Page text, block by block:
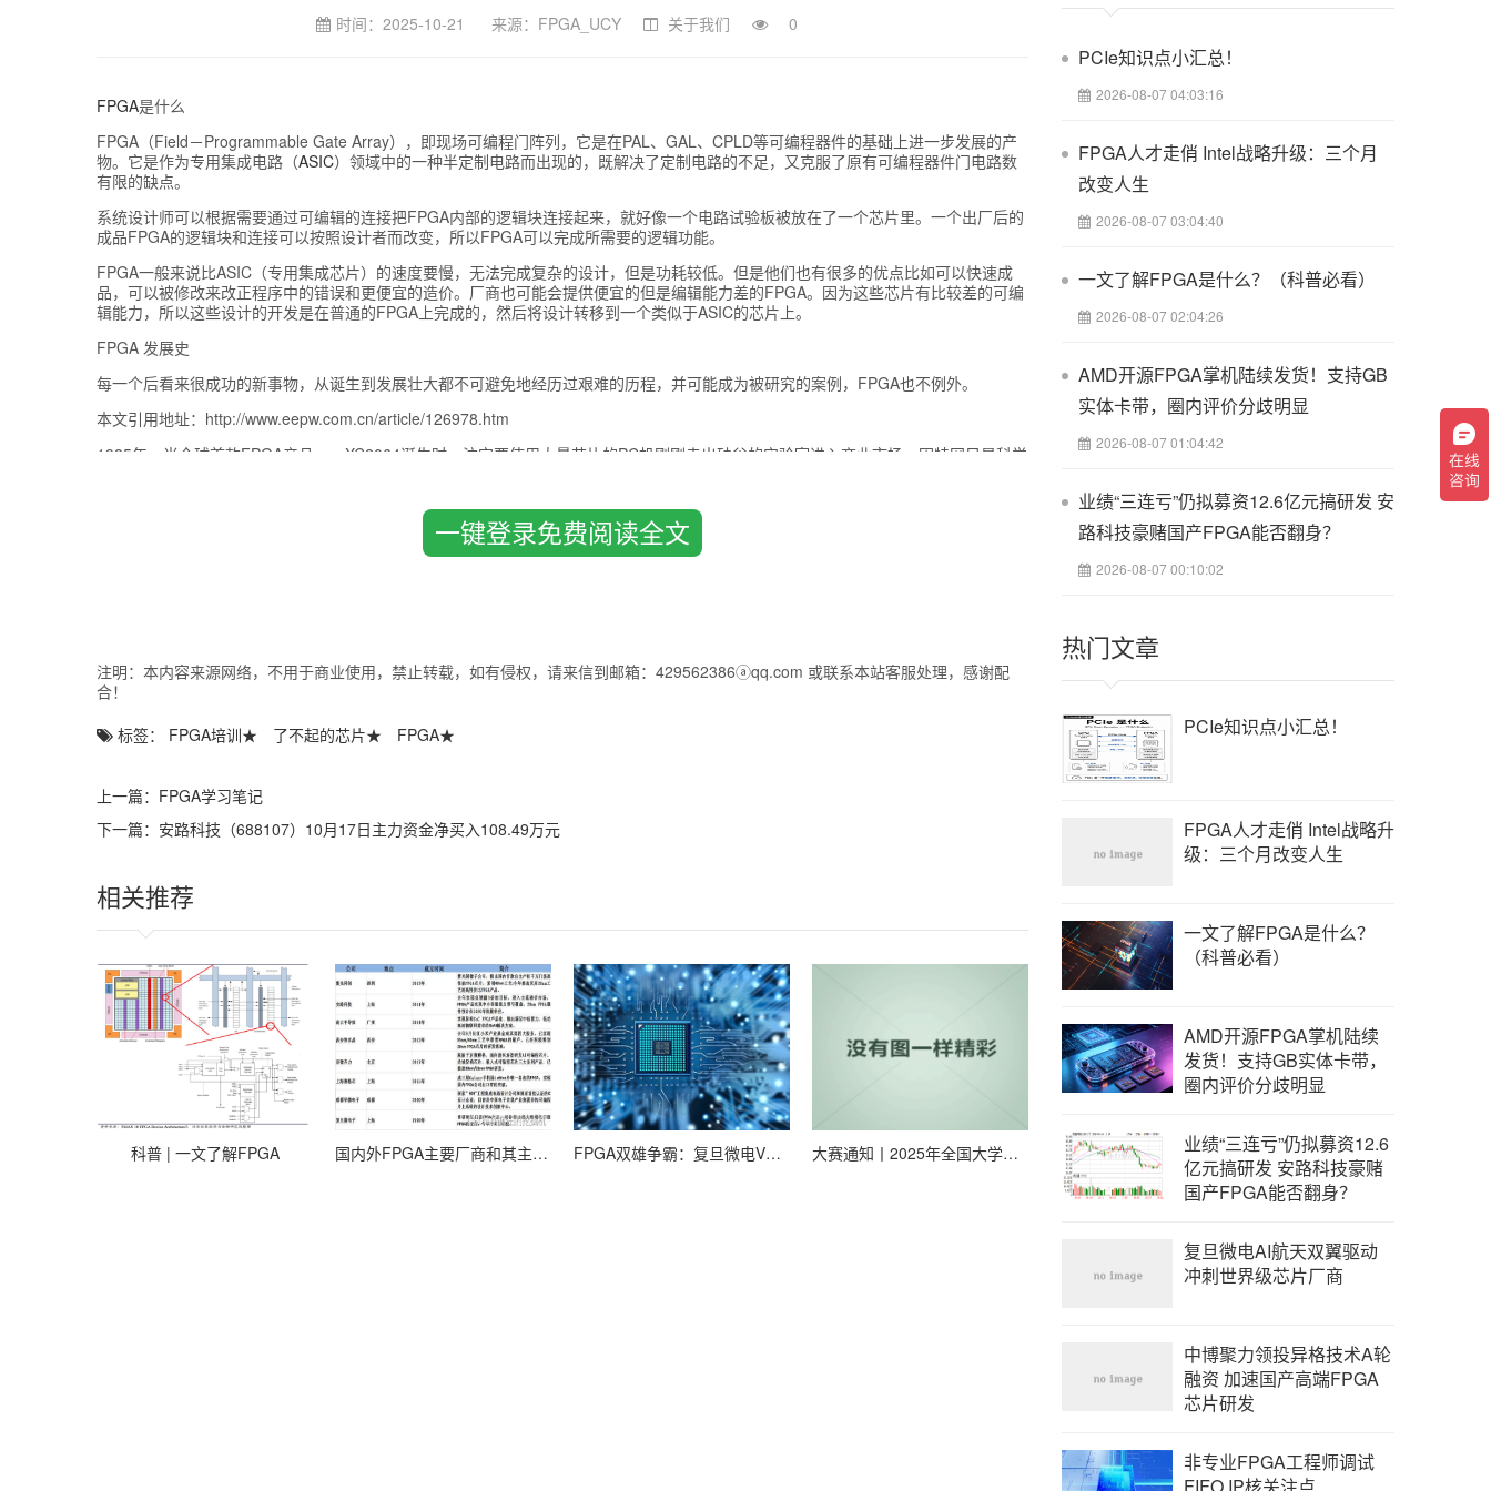
时间：2025-10-21 来源：FPGA_UCY 关于我们 0
FPGA是什么
FPGA（Field－Programmable Gate Array），即现场可编程门阵列，它是在PAL、GAL、CPLD等可编程器件的基础上进一步发展的产
物。它是作为专用集成电路（ASIC）领域中的一种半定制电路而出现的，既解决了定制电路的不足，又克服了原有可编程器件门电路数
有限的缺点。
系统设计师可以根据需要通过可编辑的连接把FPGA内部的逻辑块连接起来，就好像一个电路试验板被放在了一个芯片里。一个出厂后的
成品FPGA的逻辑块和连接可以按照设计者而改变，所以FPGA可以完成所需要的逻辑功能。
FPGA一般来说比ASIC（专用集成芯片）的速度要慢，无法完成复杂的设计，但是功耗较低。但是他们也有很多的优点比如可以快速成
品，可以被修改来改正程序中的错误和更便宜的造价。厂商也可能会提供便宜的但是编辑能力差的FPGA。因为这些芯片有比较差的可编
辑能力，所以这些设计的开发是在普通的FPGA上完成的，然后将设计转移到一个类似于ASIC的芯片上。
FPGA 发展史
每一个后看来很成功的新事物，从诞生到发展壮大都不可避免地经历过艰难的历程，并可能成为被研究的案例，FPGA也不例外。
本文引用地址：http://www.eepw.com.cn/article/126978.htm
1985年，当全球首款FPGA产品——XC2064诞生时，注定要使用大量芯片的PC机刚刚走出硅谷的实验室进入商业市场，因特网只是科学
事实也的确如此。最初，FPGA只是用于胶合逻辑(GlueLogic)，从胶合逻辑到算法逻辑再到数字信号处理、高速串行收发器和嵌入式处理
器，FPGA真正地从配角变成了主角。在以闪电般速度发展的半导体产业里，22年足够改变一切。“在未来十年内每一个电子设备都将有
艺、2002年采用130nm工艺，2003年采用90nm工艺，2006年采用65nm工艺。
在上世纪80年代中期，可编程器件从任何意义上来讲都不是当时的主流，虽然其并不是一个新的概念。可编程逻辑阵列(PLA)在1970年左
限的触发器和查找表实现能力。PAL被视为小规模/中等规模集成胶合逻辑的替代选择被逐步接受，但是当时可编程能力对于大多数人来
具有吸引力的特性。也许最初只能用于原型设计，但是未来可能代替更广泛意义上的定制芯片。事实上，正如Xilinx公司亚太区营销董事
理、高速串行和其他高端技术，从而被应用到更多的领域。“过去20年来，PLD产品的终极目标一直瞄准速度、成本和密度三个指标，即
构建容量更大、速度更快和价格更低的FPGA，让客户能直接享用。”Actel司总裁兼首席执行官JohnEast如此总结可编程逻辑产业的发展
脉络。
当1991年Xilinx公司推出其第三代FPGA产品——XC4000系列时，人们开始认真考虑可编程技术了。XC4003包含44万个晶体管，采用
0.7μm工艺，FPGA开始被制造商认为是可以用于制造工艺开发测试过程的良好工具。事实证明，FPGA可为制造工业提供优异的测试能
力，FPGA开始用来代替原先存储器所扮演的用来验证每一代新工艺的角色。也许从那时起，向最新制程半导体工艺的转变就已经不可阻
挡了。最新工艺的采用为FPGA产业的发展提供了机遇。
Actel公司相信，Flash将继续成为FPGA产业中重要的一个增长领域。Flash技术有其独特之处，能将非易失性和可重编程性集于单芯片解
决方案中，因此能提供高成本效益，而且处于有利的位置以抢占庞大的市场份额。Actel以Flash技术为基础的低功耗IGLOO系列、低成本
的ProASIC3系列和混合信号Fusion FPGA将因具备Flash的固有优势而继续引起全球广泛的兴趣和注意。
Altera公司估计可编程逻辑器件市场在2006年的规模大概为37亿美元，Xilinx公司的估计更为乐观一些，为50亿美元。虽然两家公司合计
占据该市场90%的市场份额，但是作为业界老大的Xilinx公司在2006年的营收不过18.4亿美元，Altera公司则为12.9亿美元。PLD市场在
一键登录免费阅读全文
注明：本内容来源网络，不用于商业使用，禁止转载，如有侵权，请来信到邮箱：429562386ⓐqq.com 或联系本站客服处理，感谢配
合！
标签： FPGA培训★ 了不起的芯片★ FPGA★
上一篇： FPGA学习笔记
下一篇： 安路科技（688107）10月17日主力资金净买入108.49万元
相关推荐
科普 | 一文了解FPGA 国内外FPGA主要厂商和其主要芯片代表汇总 FPGA双雄争霸：复旦微电VS紫光国微，技术路线谁更硬核？ 大赛通知丨2025年全国大学生嵌入式芯片与系统设计竞赛FPGA创新设计赛道报名通知
PCIe知识点小汇总！
2026-08-07 04:03:16
FPGA人才走俏 Intel战略升级：三个月
改变人生
2026-08-07 03:04:40
一文了解FPGA是什么？（科普必看）
2026-08-07 02:04:26
AMD开源FPGA掌机陆续发货！支持GB
实体卡带，圈内评价分歧明显
2026-08-07 01:04:42
业绩“三连亏”仍拟募资12.6亿元搞研发 安
路科技豪赌国产FPGA能否翻身？
2026-08-07 00:10:02
热门文章
PCIe知识点小汇总！
FPGA人才走俏 Intel战略升
级：三个月改变人生
一文了解FPGA是什么？
（科普必看）
AMD开源FPGA掌机陆续
发货！支持GB实体卡带，
圈内评价分歧明显
业绩“三连亏”仍拟募资12.6
亿元搞研发 安路科技豪赌
国产FPGA能否翻身？
复旦微电AI航天双翼驱动
冲刺世界级芯片厂商
中博聚力领投异格技术A轮
融资 加速国产高端FPGA
芯片研发
非专业FPGA工程师调试